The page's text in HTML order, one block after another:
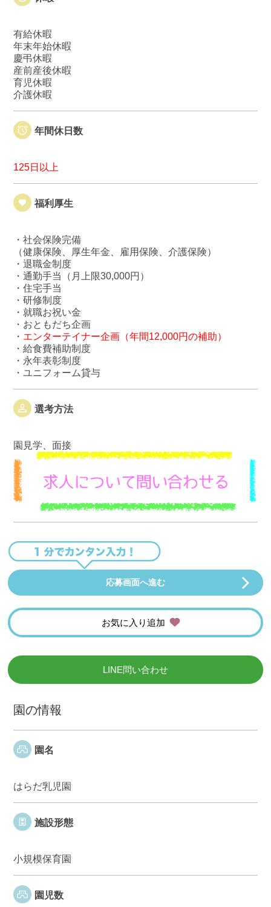
有給休暇
年末年始休暇
慶弔休暇
産前産後休暇
育児休暇
介護休暇
年間休日数
125日以上
福利厚生
・社会保険完備
（健康保険、厚生年金、雇用保険、介護保険）
・退職金制度
・通勤手当（月上限30,000円）
・住宅手当
・研修制度
・就職お祝い金
・おともだち企画
・ エンターテイナー企画（年間12,000円の補助）
・給食費補助制度
・永年表彰制度
・ユニフォーム貸与
選考方法
園見学、面接
応募画面へ進む
お気に入り追加
LINE問い合わせ
園の情報
園名
はらだ乳児園
施設形態
小規模保育園
園児数